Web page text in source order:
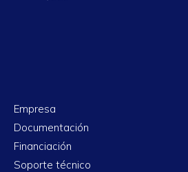
Empresa
Documentación
Financiación
Soporte técnico